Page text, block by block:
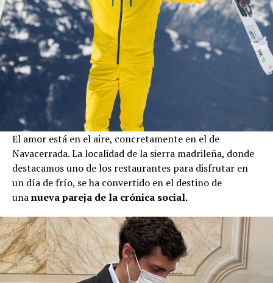
El amor está en el aire, concretamente en el de
Navacerrada. La localidad de la sierra madrileña, donde
destacamos uno de los restaurantes para disfrutar en
un día de frío, se ha convertido en el destino de
unanueva pareja de la crónica social.